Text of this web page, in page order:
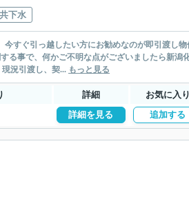
下水
すぐ引っ越したい方にお勧めなのが即引渡し物
る事で、何かご不明な点がございましたら新潟
況引渡し、契... もっと見る
詳細 お気に入り
詳細を見る 追加する